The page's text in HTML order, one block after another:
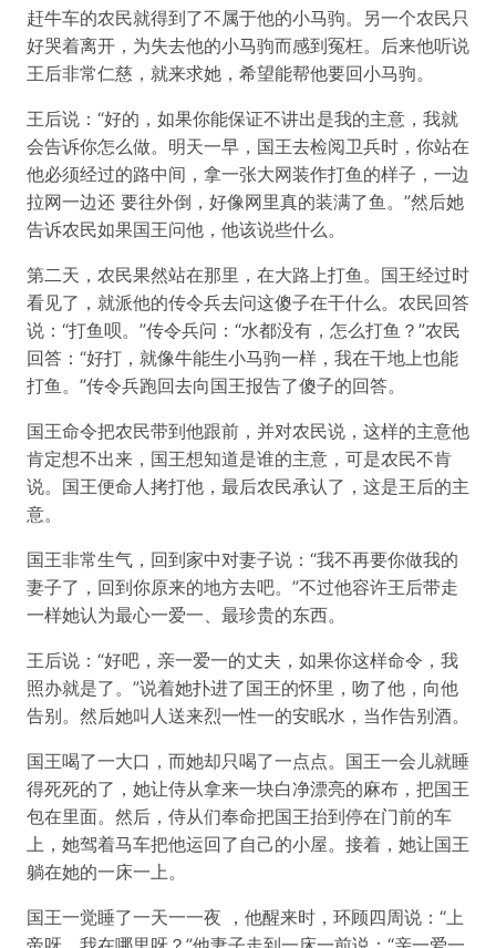
赶牛车的农民就得到了不属于他的小马驹。另一个农民只
好哭着离开，为失去他的小马驹而感到冤枉。后来他听说
王后非常仁慈，就来求她，希望能帮他要回小马驹。
王后说：“好的，如果你能保证不讲出是我的主意，我就
会告诉你怎么做。明天一早，国王去检阅卫兵时，你站在
他必须经过的路中间，拿一张大网装作打鱼的样子，一边
拉网一边还 要往外倒，好像网里真的装满了鱼。”然后她
告诉农民如果国王问他，他该说些什么。
第二天，农民果然站在那里，在大路上打鱼。国王经过时
看见了，就派他的传令兵去问这傻子在干什么。农民回答
说：“打鱼呗。”传令兵问：“水都没有，怎么打鱼？”农民
回答：“好打，就像牛能生小马驹一样，我在干地上也能
打鱼。”传令兵跑回去向国王报告了傻子的回答。
国王命令把农民带到他跟前，并对农民说，这样的主意他
肯定想不出来，国王想知道是谁的主意，可是农民不肯
说。国王便命人拷打他，最后农民承认了，这是王后的主
意。
国王非常生气，回到家中对妻子说：“我不再要你做我的
妻子了，回到你原来的地方去吧。”不过他容许王后带走
一样她认为最心一爱一、最珍贵的东西。
王后说：“好吧，亲一爱一的丈夫，如果你这样命令，我
照办就是了。”说着她扑进了国王的怀里，吻了他，向他
告别。然后她叫人送来烈一性一的安眠水，当作告别酒。
国王喝了一大口，而她却只喝了一点点。国王一会儿就睡
得死死的了，她让侍从拿来一块白净漂亮的麻布，把国王
包在里面。然后，侍从们奉命把国王抬到停在门前的车
上，她驾着马车把他运回了自己的小屋。接着，她让国王
躺在她的一床一上。
国王一觉睡了一天一一夜 ，他醒来时，环顾四周说：“上